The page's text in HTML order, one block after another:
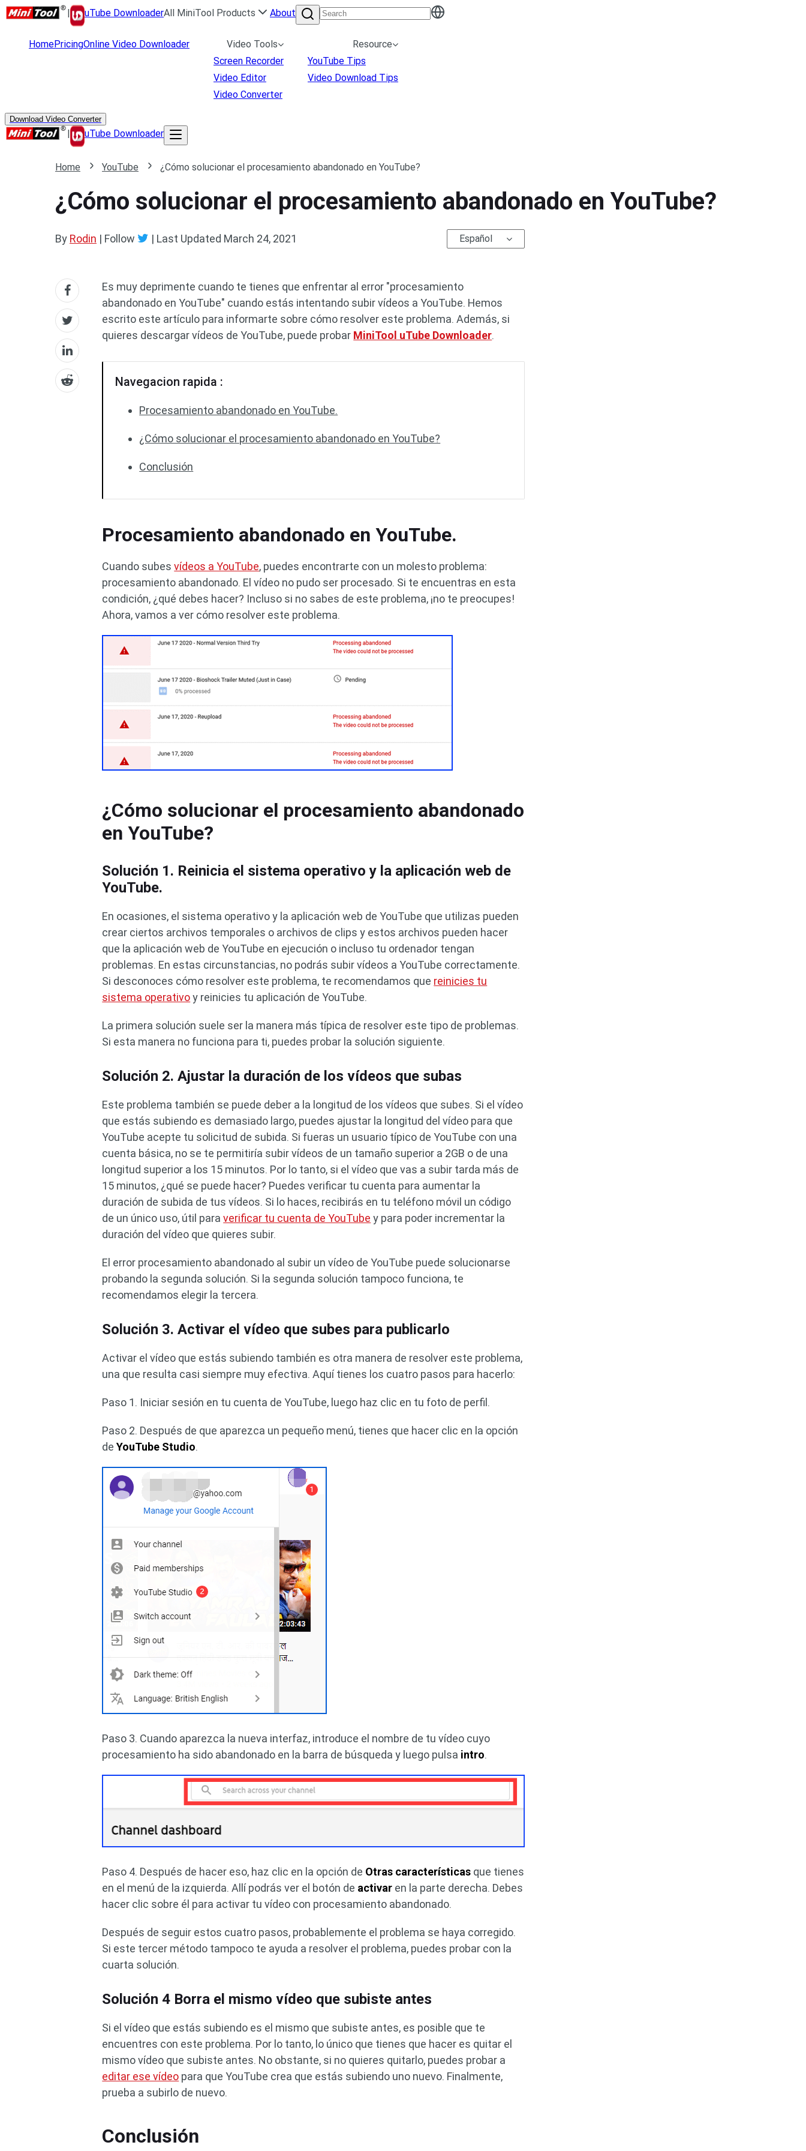
| uTube DownloaderAll MiniTool Products About
HomePricingOnline Video Downloader
Video Tools
Screen Recorder
Video Editor
Video Converter
Resource
YouTube Tips
Video Download Tips
Download Video Converter
| uTube Downloader
Home YouTube ¿Cómo solucionar el procesamiento abandonado en YouTube?
¿Cómo solucionar el procesamiento abandonado en YouTube?
By Rodin | Follow | Last Updated March 24, 2021 Español
Es muy deprimente cuando te tienes que enfrentar al error "procesamiento
abandonado en YouTube" cuando estás intentando subir vídeos a YouTube. Hemos
escrito este artículo para informarte sobre cómo resolver este problema. Además, si
quieres descargar vídeos de YouTube, puede probar MiniTool uTube Downloader.
Navegacion rapida :
Procesamiento abandonado en YouTube.
¿Cómo solucionar el procesamiento abandonado en YouTube?
Conclusión
Procesamiento abandonado en YouTube.
Cuando subesvídeos a YouTube, puedes encontrarte con un molesto problema:
procesamiento abandonado. El vídeo no pudo ser procesado. Si te encuentras en esta
condición, ¿qué debes hacer? Incluso si no sabes de este problema, ¡no te preocupes!
Ahora, vamos a ver cómo resolver este problema.
¿Cómo solucionar el procesamiento abandonado
en YouTube?
Solución 1. Reinicia el sistema operativo y la aplicación web de
YouTube.
En ocasiones, el sistema operativo y la aplicación web de YouTube que utilizas pueden
crear ciertos archivos temporales o archivos de clips y estos archivos pueden hacer
que la aplicación web de YouTube en ejecución o incluso tu ordenador tengan
problemas. En estas circunstancias, no podrás subir vídeos a YouTube correctamente.
Si desconoces cómo resolver este problema, te recomendamos que reinicies tu
sistema operativoy reinicies tu aplicación de YouTube.
La primera solución suele ser la manera más típica de resolver este tipo de problemas.
Si esta manera no funciona para ti, puedes probar la solución siguiente.
Solución 2. Ajustar la duración de los vídeos que subas
Este problema también se puede deber a la longitud de los vídeos que subes. Si el vídeo
que estás subiendo es demasiado largo, puedes ajustar la longitud del vídeo para que
YouTube acepte tu solicitud de subida. Si fueras un usuario típico de YouTube con una
cuenta básica, no se te permitiría subir vídeos de un tamaño superior a 2GB o de una
longitud superior a los 15 minutos. Por lo tanto, si el vídeo que vas a subir tarda más de
15 minutos, ¿qué se puede hacer? Puedes verificar tu cuenta para aumentar la
duración de subida de tus vídeos. Si lo haces, recibirás en tu teléfono móvil un código
de un único uso, útil paraverificar tu cuenta de YouTube y para poder incrementar la
duración del vídeo que quieres subir.
El error procesamiento abandonado al subir un vídeo de YouTube puede solucionarse
probando la segunda solución. Si la segunda solución tampoco funciona, te
recomendamos elegir la tercera.
Solución 3. Activar el vídeo que subes para publicarlo
Activar el vídeo que estás subiendo también es otra manera de resolver este problema,
una que resulta casi siempre muy efectiva. Aquí tienes los cuatro pasos para hacerlo:
Paso 1. Iniciar sesión en tu cuenta de YouTube, luego haz clic en tu foto de perfil.
Paso 2. Después de que aparezca un pequeño menú, tienes que hacer clic en la opción
deYouTube Studio.
Paso 3. Cuando aparezca la nueva interfaz, introduce el nombre de tu vídeo cuyo
procesamiento ha sido abandonado en la barra de búsqueda y luego pulsa intro.
Paso 4. Después de hacer eso, haz clic en la opción de Otras características que tienes
en el menú de la izquierda. Allí podrás ver el botón de activar en la parte derecha. Debes
hacer clic sobre él para activar tu vídeo con procesamiento abandonado.
Después de seguir estos cuatro pasos, probablemente el problema se haya corregido.
Si este tercer método tampoco te ayuda a resolver el problema, puedes probar con la
cuarta solución.
Solución 4 Borra el mismo vídeo que subiste antes
Si el vídeo que estás subiendo es el mismo que subiste antes, es posible que te
encuentres con este problema. Por lo tanto, lo único que tienes que hacer es quitar el
mismo vídeo que subiste antes. No obstante, si no quieres quitarlo, puedes probar a
editar ese vídeo para que YouTube crea que estás subiendo uno nuevo. Finalmente,
prueba a subirlo de nuevo.
Conclusión